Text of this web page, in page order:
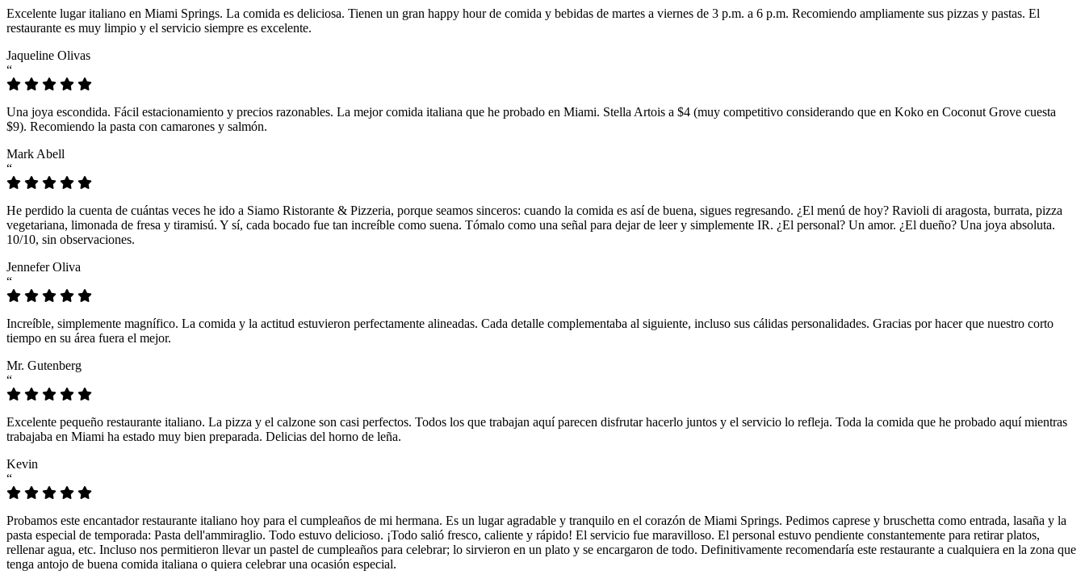
Excelente lugar italiano en Miami Springs. La comida es deliciosa. Tienen un gran happy hour de comida y bebidas de martes a viernes de 3 p.m. a 6 p.m. Recomiendo ampliamente sus pizzas y pastas. El
restaurante es muy limpio y el servicio siempre es excelente.
Jaqueline Olivas
“
Una joya escondida. Fácil estacionamiento y precios razonables. La mejor comida italiana que he probado en Miami. Stella Artois a $4 (muy competitivo considerando que en Koko en Coconut Grove cuesta
$9). Recomiendo la pasta con camarones y salmón.
Mark Abell
“
He perdido la cuenta de cuántas veces he ido a Siamo Ristorante & Pizzeria, porque seamos sinceros: cuando la comida es así de buena, sigues regresando. ¿El menú de hoy? Ravioli di aragosta, burrata, pizza
vegetariana, limonada de fresa y tiramisú. Y sí, cada bocado fue tan increíble como suena. Tómalo como una señal para dejar de leer y simplemente IR. ¿El personal? Un amor. ¿El dueño? Una joya absoluta.
10/10, sin observaciones.
Jennefer Oliva
“
Increíble, simplemente magnífico. La comida y la actitud estuvieron perfectamente alineadas. Cada detalle complementaba al siguiente, incluso sus cálidas personalidades. Gracias por hacer que nuestro corto
tiempo en su área fuera el mejor.
Mr. Gutenberg
“
Excelente pequeño restaurante italiano. La pizza y el calzone son casi perfectos. Todos los que trabajan aquí parecen disfrutar hacerlo juntos y el servicio lo refleja. Toda la comida que he probado aquí mientras
trabajaba en Miami ha estado muy bien preparada. Delicias del horno de leña.
Kevin
“
Probamos este encantador restaurante italiano hoy para el cumpleaños de mi hermana. Es un lugar agradable y tranquilo en el corazón de Miami Springs. Pedimos caprese y bruschetta como entrada, lasaña y la
pasta especial de temporada: Pasta dell'ammiraglio. Todo estuvo delicioso. ¡Todo salió fresco, caliente y rápido! El servicio fue maravilloso. El personal estuvo pendiente constantemente para retirar platos,
rellenar agua, etc. Incluso nos permitieron llevar un pastel de cumpleaños para celebrar; lo sirvieron en un plato y se encargaron de todo. Definitivamente recomendaría este restaurante a cualquiera en la zona que
tenga antojo de buena comida italiana o quiera celebrar una ocasión especial.